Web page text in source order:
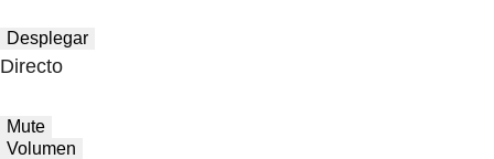
Desplegar
Directo
Mute
Volumen